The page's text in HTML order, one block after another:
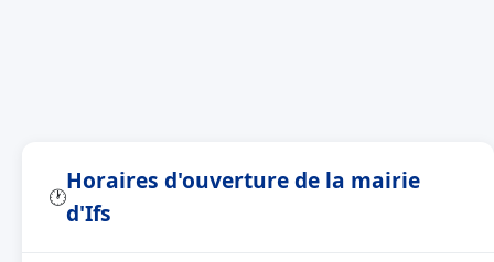
🕐
Horaires d'ouverture de la mairie
d'Ifs